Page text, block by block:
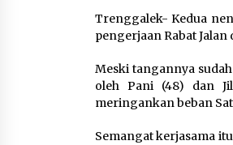
Besar
6
Trenggalek- Kedua
pengerjaan Rabat
Meski tangannya
oleh Pani (48) dan
meringankan beban
Semangat kerjasama